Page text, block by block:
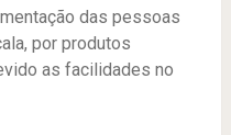
das pessoas
por produtos
as facilidades no